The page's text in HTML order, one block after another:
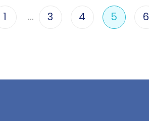
1 … 3 4 5 6